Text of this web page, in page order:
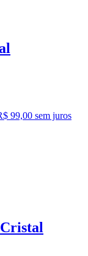
99,00 sem juros